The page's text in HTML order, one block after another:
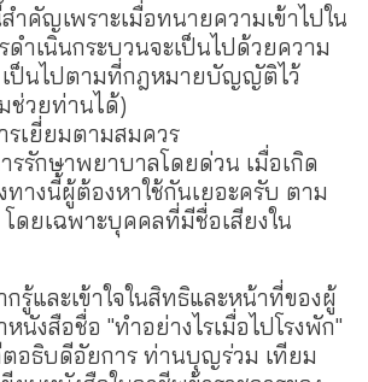
ำคัญเพราะเมื่อทนายความเข้าไปใน
ำเนินกระบวนจะเป็นไปด้วยความ
เป็นไปตามที่กฎหมายบัญญัติไว้
ช่วยท่านได้)
ยี่ยมตามสมควร
กษาพยาบาลโดยด่วน เมื่อเกิด
ทางนี้ผู้ต้องหาใช้กันเยอะครับ ตาม
ดยเฉพาะบุคคลที่มีชื่อเสียงใน
รู้และเข้าใจในสิทธิและหน้าที่ของผู้
นังสือชื่อ "ทำอย่างไรเมื่อไปโรงพัก"
อธิบดีอัยการ ท่านบุญร่วม เทียม